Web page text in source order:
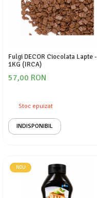
Fulgi DECOR Ciocolata Lapte -
1KG (IRCA)
57,00 RON
Stoc epuizat
INDISPONIBIL
NOU